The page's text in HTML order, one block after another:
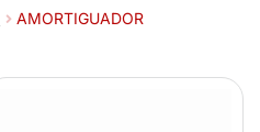
AMORTIGUADOR